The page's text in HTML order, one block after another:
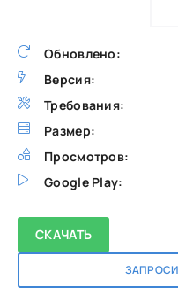
Обновлено:
Версия:
Требования:
Размер:
Просмотров:
Google Play:
СКАЧАТЬ